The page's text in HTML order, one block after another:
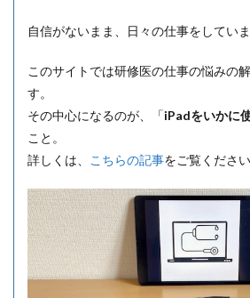
自信がないまま、日々の仕事をしてい
このサイトでは研修医の仕事の悩みの
す。
その中心になるのが、「iPadをいかに
こと。
詳しくは、
こちらの記事をご覧ください